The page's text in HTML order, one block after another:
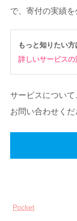
で、寄付の実績を
もっと知りたい方
詳しいサービスの
サービスについ
お問い合わせくだ
Pocket